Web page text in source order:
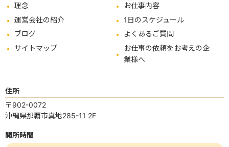
理念
運営会社の紹介
ブログ
サイトマップ
お仕事内容
1日のスケジュール
よくあるご質問
お仕事の依頼をお考えの企
業様へ
住所
〒902-0072
沖縄県那覇市真地285-11 2F
開所時間